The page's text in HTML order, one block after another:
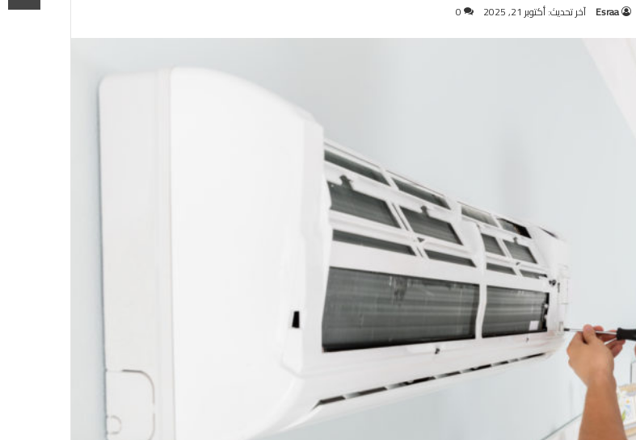
Esraa آخر تحديث: أكتوبر 21, 2025 0